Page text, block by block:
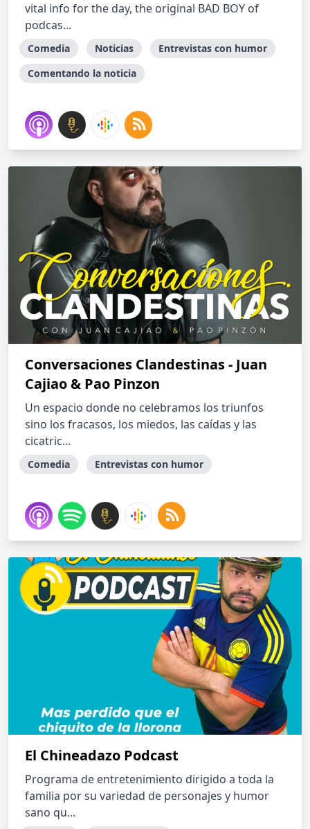
vital info for the day, the original BAD BOY of
podcas...
Comedia Noticias
Entrevistas con humor
Comentando la noticia
Conversaciones Clandestinas - Juan
Cajiao & Pao Pinzon
Un espacio donde no celebramos los triunfos
sino los fracasos, los miedos, las caídas y las
cicatric...
Comedia Entrevistas con humor
El Chineadazo Podcast
Programa de entretenimiento dirigido a toda la
familia por su variedad de personajes y humor
sano qu...